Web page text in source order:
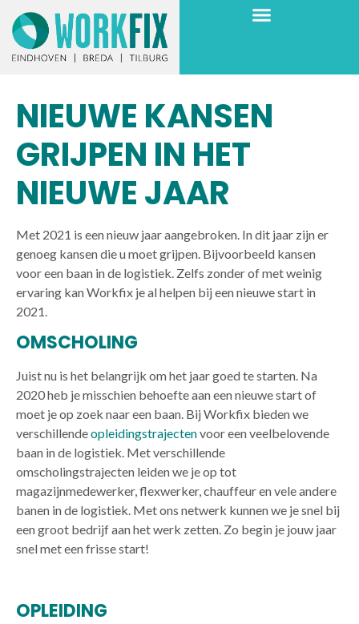
NIEUWE KANSEN
GRIJPEN IN HET
NIEUWE JAAR
Met 2021 is een nieuw jaar aangebroken. In dit jaar zijn er
genoeg kansen die u moet grijpen. Bijvoorbeeld kansen
voor een baan in de logistiek. Zelfs zonder of met weinig
ervaring kan Workfix je al helpen bij een nieuwe start in
2021.
OMSCHOLING
Juist nu is het belangrijk om het jaar goed te starten. Na
2020 heb je misschien behoefte aan een nieuwe start of
moet je op zoek naar een baan. Bij Workfix bieden we
verschillendeopleidingstrajectenvoor een veelbelovende
baan in de logistiek. Met verschillende
omscholingstrajecten leiden we je op tot
magazijnmedewerker, flexwerker, chauffeur en vele andere
banen in de logistiek. Met ons netwerk kunnen we je snel bij
een groot bedrijf aan het werk zetten. Zo begin je jouw jaar
snel met een frisse start!
OPLEIDING